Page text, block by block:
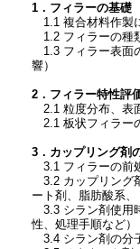
1．フィラーの基礎
1.1 複合材料作製
1.2 フィラーの種
1.3 フィラー表面
響）
2．フィラー特性評
2.1 粒度分布、表
2.1 板状フィラー
3．カップリング剤
3.1 フィラーの前
3.2 カップリング
ート剤、脂肪酸系、
3.3 シラン剤使用
性、処理手順など）
3.4 シラン剤の分